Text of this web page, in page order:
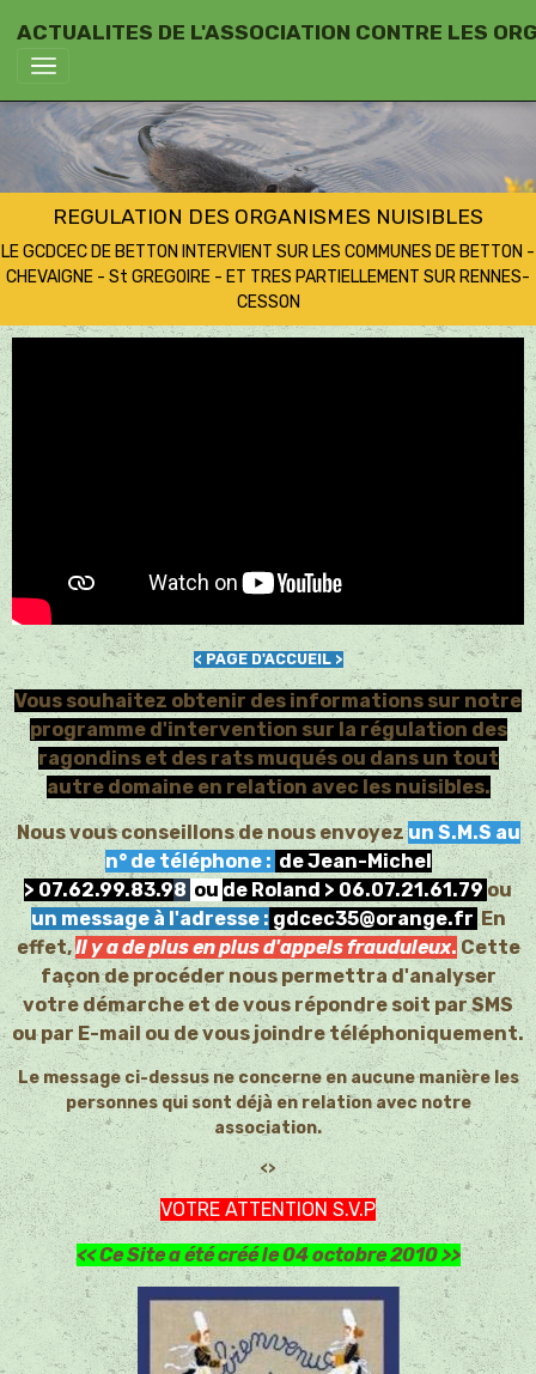
ACTUALITES DE L'ASSOCIATION CONTRE LES
REGULATION DES ORGANISMES NUISIBLES
LE GCDCEC DE BETTON INTERVIENT SUR LES COMMUNES DE BETTON -
CHEVAIGNE - St GREGOIRE - ET TRES PARTIELLEMENT SUR RENNES-
CESSON
< PAGE D'ACCUEIL >
Vous souhaitez obtenir des informations sur notre
programme d'intervention sur la régulation des
ragondins et des rats muqués ou dans un tout
autre domaine en relation avec les nuisibles.
Nous vous conseillons de nous envoyezun S.M.S au
n° de téléphone : de Jean-Michel
> 07.62.99.83.98 ou de Roland > 06.07.21.61.79 ou
un message à l'adresse : gdcec35@orange.fr En
effet,Il y a de plus en plus d'appels frauduleux. Cette
façon de procéder nous permettra d'analyser
votre démarche et de vous répondre soit par SMS
ou par E-mail ou de vous joindre téléphoniquement.
Le message ci-dessus ne concerne en aucune manière les
personnes qui sont déjà en relation avec notre
association.
<>
VOTRE ATTENTION S.V.P
<< Ce Site a été créé le 04 octobre 2010 >>